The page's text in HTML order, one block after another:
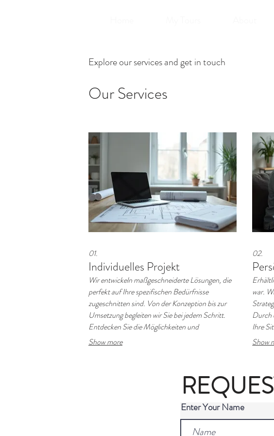
Explore our services and get in touch
Our Services
01.
Individuelles Projekt
Wir entwickeln maßgeschneiderte Lösungen, die
perfekt auf Ihre spezifischen Bedürfnisse
zugeschnitten sind. Von der Konzeption bis zur
Umsetzung begleiten wir Sie bei jedem Schritt.
Entdecken Sie die Möglichkeiten und
verwirklichen Sie Ihre Visionen mit unserer
Show more
02.
war.
Durch
Ihre
Show
Enter Your Name